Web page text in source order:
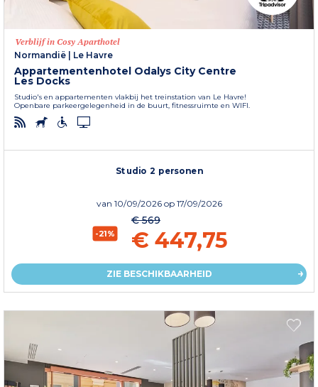
Verblijf in Cosy Aparthotel
Normandië
Le Havre
Appartementenhotel Odalys City Centre
Les Docks
Studio's en appartementen vlakbij het treinstation van Le Havre!
Openbare parkeergelegenheid in de buurt, fitnessruimte en WIFI.
Studio 2 personen
van 10/09/2026 op 17/09/2026
-21%
€ 569
€ 447,75
ZIE BESCHIKBAARHEID